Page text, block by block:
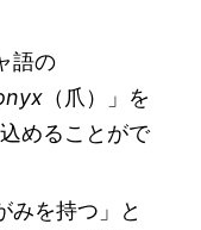
語の
（爪）」を
めることがで
みを持つ」と